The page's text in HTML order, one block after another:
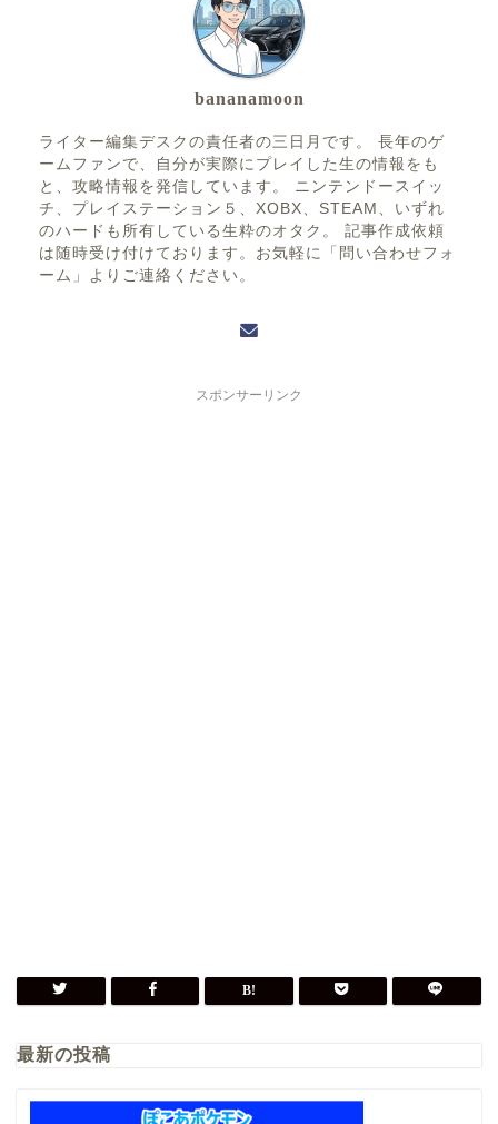
bananamoon
ライター編集デスクの責任者の三日月です。 長年のゲ
ームファンで、自分が実際にプレイした生の情報をも
と、攻略情報を発信しています。 ニンテンドースイッ
チ、プレイステーション５、XOBX、STEAM、いずれ
のハードも所有している生粋のオタク。 記事作成依頼
は随時受け付けております。お気軽に「問い合わせフォ
ーム」よりご連絡ください。
スポンサーリンク
最新の投稿